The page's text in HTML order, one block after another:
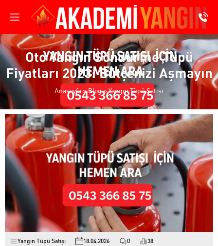
Oto Yangın Söndürme Tüpü
Fiyatları 2023: Bütçenizi Aşmayın
Anasayfa »Blog»Yangın Tüpü Satışı
Yangın Tüpü Satışı 18.04.2026 0 38